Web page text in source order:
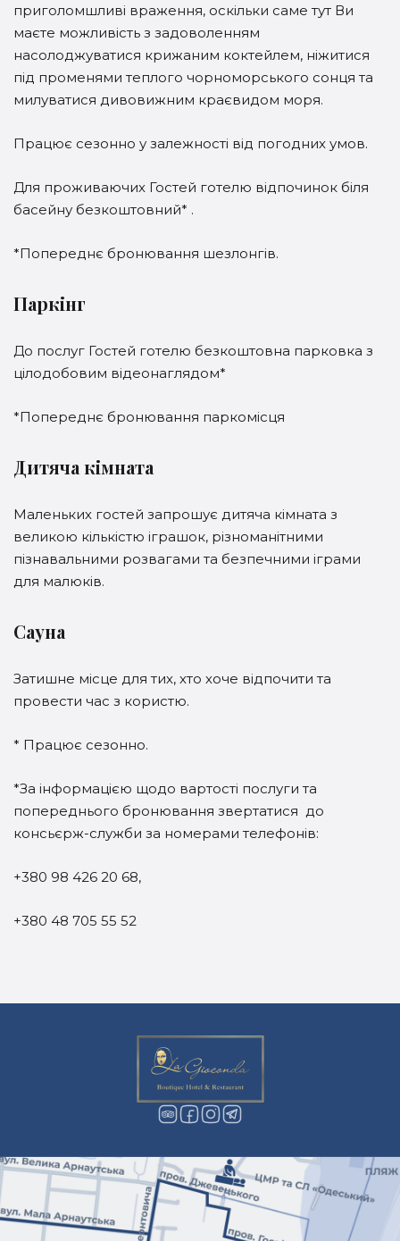
приголомшливі враження, оскільки саме тут Ви
маєте можливість з задоволенням
насолоджуватися крижаним коктейлем, ніжитися
під променями теплого чорноморського сонця та
милуватися дивовижним краєвидом моря.
Працює сезонно у залежності від погодних умов.
Для проживаючих Гостей готелю відпочинок біля
басейну безкоштовний* .
*Попереднє бронювання шезлонгів.
Паркінг
До послуг Гостей готелю безкоштовна парковка з
цілодобовим відеонаглядом*
*Попереднє бронювання паркомісця
Дитяча кімната
Маленьких гостей запрошує дитяча кімната з
великою кількістю іграшок, різноманітними
пізнавальними розвагами та безпечними іграми
для малюків.
Сауна
Затишне місце для тих, хто хоче відпочити та
провести час з користю.
* Працює сезонно.
*За інформацією щодо вартості послуги та
попереднього бронювання звертатися до
консьєрж-служби за номерами телефонів:
+380 98 426 20 68,
+380 48 705 55 52